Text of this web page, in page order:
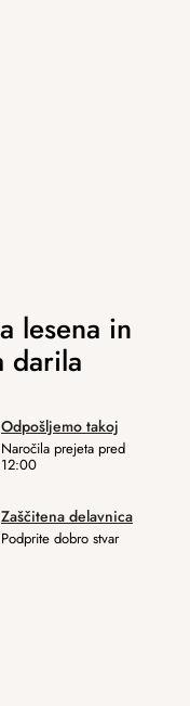
Odpošljemo takoj
Naročila prejeta pred
12:00
Zaščitena delavnica
Podprite dobro stvar